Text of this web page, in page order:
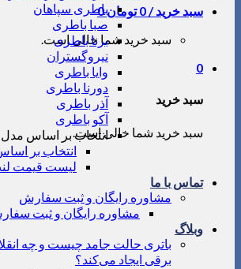
سبد خرید /0 تومان0
سبد خرید شما خالی است.
0
سبد خرید
سبد خرید شما خالی است.
باطری سپاهان
صبا باطری
برنا باطری
نیروگستران
وایا باطری
دورنا باطری
آذر باطری
آکو باطری
انتخاب بر اساس
انتخاب بر
لیست قیمت
تماس با ما
مشاوره رایگان و ثبت سفارش
مشاوره رایگان و ثبت
وبلاگ
باتری حالت جامد چیست و چه
برقی ایجاد می‌کند؟